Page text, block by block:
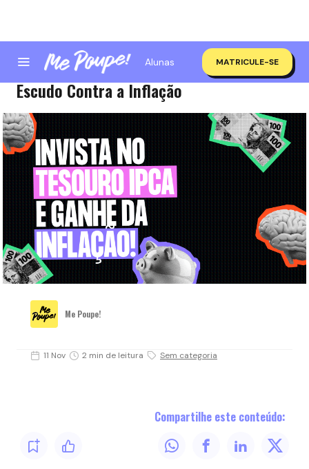
Alunas MATRICULE-SE
Como Investir no Tesouro IPCA: Seu
Escudo Contra a Inflação
Me Poupe!
11 Nov 2 min de leitura Sem categoria
Compartilhe este conteúdo: